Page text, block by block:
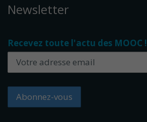
Newsletter
Recevez toute l'actu des MOOC !